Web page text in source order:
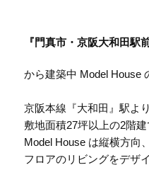
『門真市・京阪大和田駅
から建築中 Model House
京阪本線『大和田』駅よ
敷地面積27坪以上の2階
Model House は縦横方向
フロアのリビングをデザ